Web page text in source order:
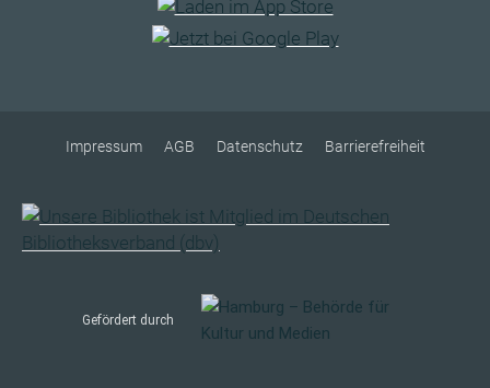
Impressum AGB Datenschutz Barrierefreiheit
Gefördert durch